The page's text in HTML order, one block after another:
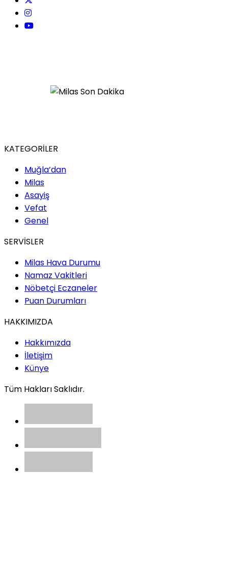
KATEGORİLER
Muğla’dan
Milas
Asayiş
Vefat
Genel
SERVİSLER
Milas Hava Durumu
Namaz Vakitleri
Nöbetçi Eczaneler
Puan Durumları
HAKKIMIZDA
Hakkımızda
İletişim
Künye
Tüm Hakları Saklıdır.